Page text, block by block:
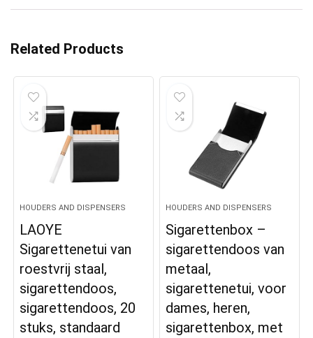
Related Products
HOUDERS AND DISPENSERS
LAOYE
Sigarettenetui van
roestvrij staal,
sigarettendoos,
sigarettendoos, 20
stuks, standaard
HOUDERS AND DISPENSERS
Sigarettenbox –
sigarettendoos van
metaal,
sigarettenetui, voor
dames, heren,
sigarettenbox, met